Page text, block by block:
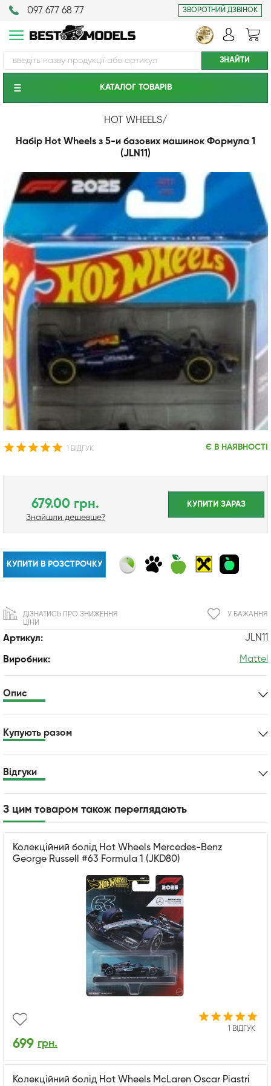
097 677 68 77 ЗВОРОТНИЙ ДЗВІНОК
КАТАЛОГ ТОВАРIВ
HOT WHEELS/
Набір Hot Wheels з 5-и базових машинок Формула 1
(JLN11)
1 ВІДГУК Є В НАЯВНОСТІ
Артикул: JLN11
Виробник: Mattel
679.00 грн.
Знайшли дешевше?
КУПИТИ ЗАРАЗ
КУПИТИ В РОЗСТРОЧКУ
У БАЖАННЯ
ДІЗНАТИСЬ ПРО ЗНИЖЕННЯ
ЦІНИ
Опис
Купують разом
Відгуки
З цим товаром також переглядають
Колекційний болід Hot Wheels Mercedes-Benz
George Russell #63 Formula 1 (JKD80)
1 ВІДГУК
699 грн.
Колекційний болід Hot Wheels McLaren Oscar Piastri